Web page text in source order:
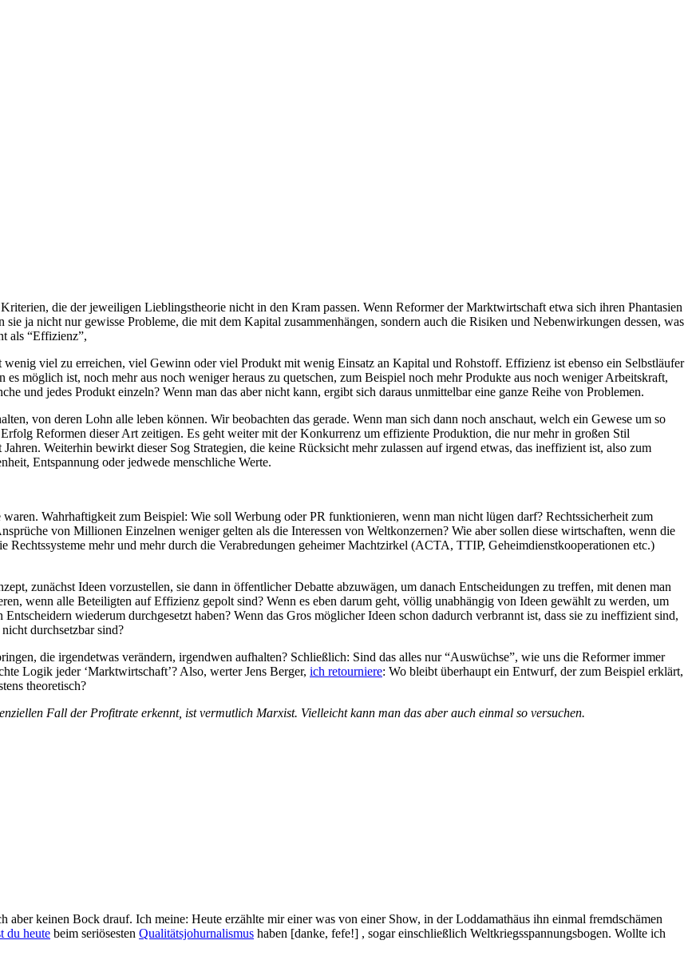
die der jeweiligen Lieblingstheorie nicht in den Kram passen. Wenn Reformer der Marktwirtschaft etwa sich ihren Phantasien
ja nicht nur gewisse Probleme, die mit dem Kapital zusammenhängen, sondern auch die Risiken und Nebenwirkungen dessen, was
als “Effizienz”,
viel zu erreichen, viel Gewinn oder viel Produkt mit wenig Einsatz an Kapital und Rohstoff. Effizienz ist ebenso ein Selbstläufer
möglich ist, noch mehr aus noch weniger heraus zu quetschen, zum Beispiel noch mehr Produkte aus noch weniger Arbeitskraft,
und jedes Produkt einzeln? Wenn man das aber nicht kann, ergibt sich daraus unmittelbar eine ganze Reihe von Problemen.
von deren Lohn alle leben können. Wir beobachten das gerade. Wenn man sich dann noch anschaut, welch ein Gewese um so
Reformen dieser Art zeitigen. Es geht weiter mit der Konkurrenz um effiziente Produktion, die nur mehr in großen Stil
Weiterhin bewirkt dieser Sog Strategien, die keine Rücksicht mehr zulassen auf irgend etwas, das ineffizient ist, also zum
Entspannung oder jedwede menschliche Werte.
Wahrhaftigkeit zum Beispiel: Wie soll Werbung oder PR funktionieren, wenn man nicht lügen darf? Rechtssicherheit zum
von Millionen Einzelnen weniger gelten als die Interessen von Weltkonzernen? Wie aber sollen diese wirtschaften, wenn die
Rechtssysteme mehr und mehr durch die Verabredungen geheimer Machtzirkel (ACTA, TTIP, Geheimdienstkooperationen etc.)
zunächst Ideen vorzustellen, sie dann in öffentlicher Debatte abzuwägen, um danach Entscheidungen zu treffen, mit denen man
wenn alle Beteiligten auf Effizienz gepolt sind? Wenn es eben darum geht, völlig unabhängig von Ideen gewählt zu werden, um
wiederum durchgesetzt haben? Wenn das Gros möglicher Ideen schon dadurch verbrannt ist, dass sie zu ineffizient sind,
durchsetzbar sind?
die irgendetwas verändern, irgendwen aufhalten? Schließlich: Sind das alles nur “Auswüchse”, wie uns die Reformer immer
Logik jeder ‘Marktwirtschaft’? Also, werter Jens Berger, ich retourniere: Wo bleibt überhaupt ein Entwurf, der zum Beispiel erklärt,
theoretisch?
Fall der Profitrate erkennt, ist vermutlich Marxist. Vielleicht kann man das aber auch einmal so versuchen.
keinen Bock drauf. Ich meine: Heute erzählte mir einer was von einer Show, in der Loddamathäus ihn einmal fremdschämen
du heute beim seriösesten Qualitätsjohurnalismus haben [danke, fefe!] , sogar einschließlich Weltkriegsspannungsbogen. Wollte ich